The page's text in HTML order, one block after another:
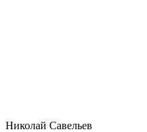
Николай Савельев